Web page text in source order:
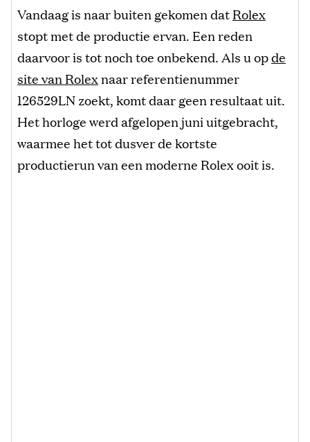
Vandaag is naar buiten gekomen datRolex
stopt met de productie ervan. Een reden
daarvoor is tot noch toe onbekend. Als u opde
site van Rolexnaar referentienummer
126529LN zoekt, komt daar geen resultaat uit.
Het horloge werd afgelopen juni uitgebracht,
waarmee het tot dusver de kortste
productierun van een moderne Rolex ooit is.